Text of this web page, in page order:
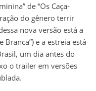
de “Os Caça-
do gênero terrir
nova versão está a
Branca”) e a estreia está
um dia antes do
o trailer em versões